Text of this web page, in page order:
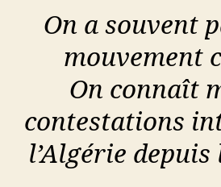
On a souvent
mouvement
On connaît
contestations
l’Algérie